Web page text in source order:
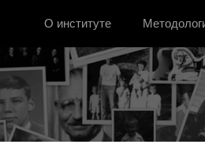
истории Молдовы
О институте